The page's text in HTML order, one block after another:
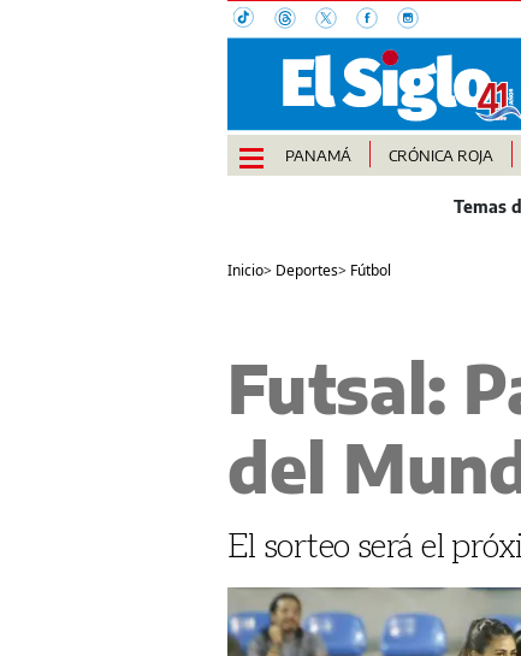
PANAMÁ CRÓNICA ROJA
Inicio> Deportes> Fútbol
Futsal:
del
El sorteo será el